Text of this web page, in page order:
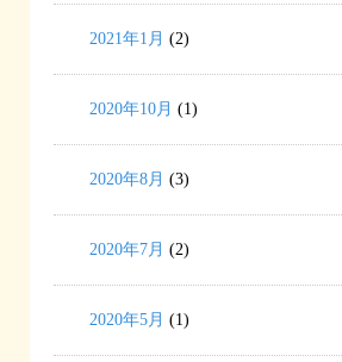
2021年1月 (2)
2020年10月 (1)
2020年8月 (3)
2020年7月 (2)
2020年5月 (1)